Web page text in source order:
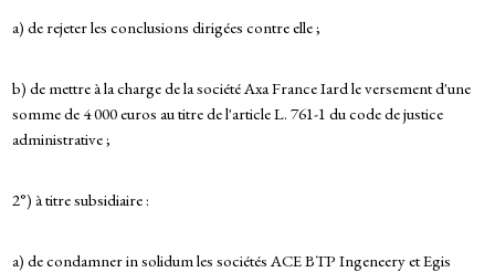
a) de rejeter les conclusions dirigées contre elle ;
b) de mettre à la charge de la société Axa France Iard le versement d'une
somme de 4 000 euros au titre de l'article L. 761-1 du code de justice
administrative ;
2°) à titre subsidiaire :
a) de condamner in solidum les sociétés ACE BTP Ingeneery et Egis